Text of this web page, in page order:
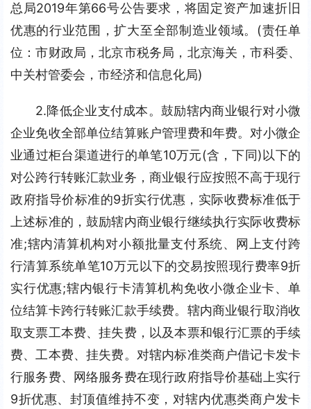
总局2019年第66号公告要求，将固定资产加速折旧
优惠的行业范围，扩大至全部制造业领域。(责任单
位：市财政局，北京市税务局，北京海关，市科委、
中关村管委会，市经济和信息化局)
2.降低企业支付成本。鼓励辖内商业银行对小微
企业免收全部单位结算账户管理费和年费。对小微企
业通过柜台渠道进行的单笔10万元(含，下同)以下的
对公跨行转账汇款业务，商业银行应按照不高于现行
政府指导价标准的9折实行优惠，实际收费标准低于
上述标准的，鼓励辖内商业银行继续执行实际收费标
准;辖内清算机构对小额批量支付系统、网上支付跨
行清算系统单笔10万元以下的交易按照现行费率9折
实行优惠;辖内银行卡清算机构免收小微企业卡、单
位结算卡跨行转账汇款手续费。辖内商业银行取消收
取支票工本费、挂失费，以及本票和银行汇票的手续
费、工本费、挂失费。对辖内标准类商户借记卡发卡
行服务费、网络服务费在现行政府指导价基础上实行
9折优惠、封顶值维持不变，对辖内优惠类商户发卡